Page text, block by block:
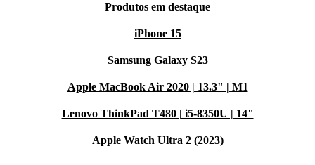
Produtos em destaque
iPhone 15
Samsung Galaxy S23
Apple MacBook Air 2020 | 13.3" | M1
Lenovo ThinkPad T480 | i5-8350U | 14"
Apple Watch Ultra 2 (2023)